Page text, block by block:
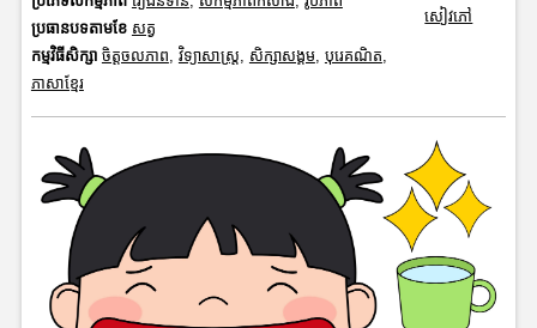
ប្រធានបទតាមខែ សត្វ
កម្មវិធីសិក្សា ចិត្តចលភាព វិទ្យាសាស្រ្ត សិក្សាសង្គម, បុរេគណិត
ភាសាខ្មែរ
សៀវភៅ